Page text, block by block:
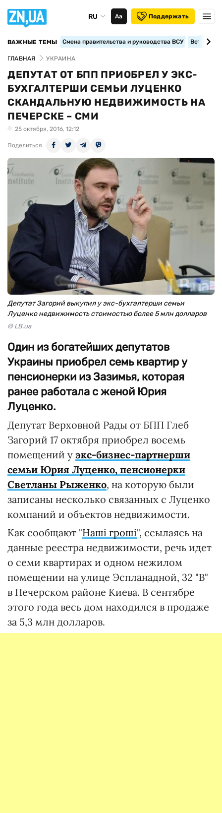
RU Аа Поддержать
ВАЖНЫЕ ТЕМЫ Смена правительства и руководства ВСУ
ГЛАВНАЯ УКРАИНА
ДЕПУТАТ ОТ БПП ПРИОБРЕЛ У ЭКС-
БУХГАЛТЕРШИ СЕМЬИ ЛУЦЕНКО
СКАНДАЛЬНУЮ НЕДВИЖИМОСТЬ НА
ПЕЧЕРСКЕ – СМИ
25 октября, 2016, 12:12
Поделиться
Депутат Загорий выкупил у экс-бухгалтерши семьи
Луценко недвижимость стоимостью более 5 млн долларов
© LB.ua
Один из богатейших депутатов
Украины приобрел семь квартир у
пенсионерки из Зазимья, которая
ранее работала с женой Юрия
Луценко.
Депутат Верховной Рады от БПП Глеб
Загорий 17 октября приобрел восемь
помещений у экс-бизнес-партнерши
семьи Юрия Луценко, пенсионерки
Светланы Рыженко, на которую были
записаны несколько связанных с Луценко
компаний и объектов недвижимости.
Как сообщают "Наші гроші", ссылаясь на
данные реестра недвижимости, речь идет
о семи квартирах и одном нежилом
помещении на улице Эспланадной, 32 "В"
в Печерском районе Киева. В сентябре
этого года весь дом находился в продаже
за 5,3 млн долларов.